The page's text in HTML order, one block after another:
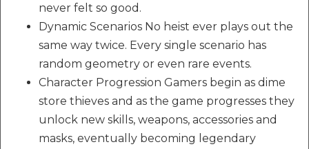
never felt so good.
Dynamic Scenarios No heist ever plays out the
same way twice. Every single scenario has
random geometry or even rare events.
Character Progression Gamers begin as dime
store thieves and as the game progresses they
unlock new skills, weapons, accessories and
masks, eventually becoming legendary